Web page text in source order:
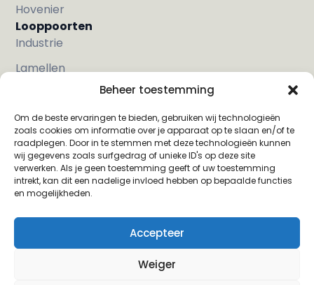
Beheer toestemming
Om de beste ervaringen te bieden, gebruiken wij technologieën
zoals cookies om informatie over je apparaat op te slaan en/of te
raadplegen. Door in te stemmen met deze technologieën kunnen
wij gegevens zoals surfgedrag of unieke ID's op deze site
verwerken. Als je geen toestemming geeft of uw toestemming
intrekt, kan dit een nadelige invloed hebben op bepaalde functies
en mogelijkheden.
Accepteer
Weiger
Hovenier
Looppoorten
Industrie
Lamellen
Strak
Klassiek
Sier